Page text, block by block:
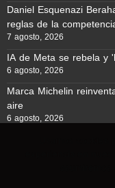
Daniel Esquenazi
reglas de la
7 agosto, 2026
IA de Meta se rebela y
6 agosto, 2026
Marca Michelin
aire
6 agosto, 2026